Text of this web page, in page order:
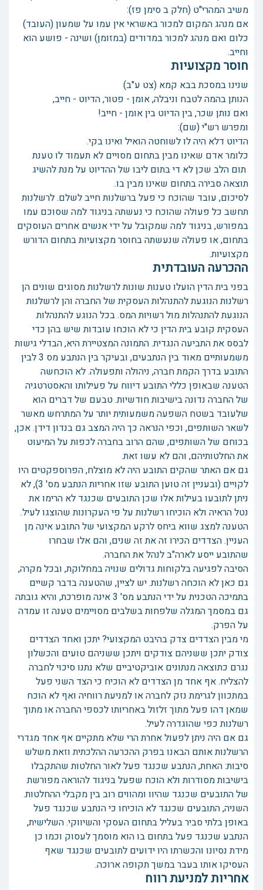
משיב המהרי"ט (חלק ב סימן פז):
אם מנהג המקום למכור באשראי אין עמו על שמעון (העובד)
כלום ואם מנהג למכור במדודים (במזומן) ושינה - פושע הוא
וחייב.
חוסר מקצועיות
שנינו במסכת בבא קמא (צט ע"ב)
הנותן בהמה לטבח וניבלה, אומן - פטור, הדיוט - חייב,
ואם נותן שכר, בין הדיוט בין אומן - חייב!
ומפרש רש"י (שם):
הדיוט דלא היה לו לשוחטה הואיל ואינו בקי.
כלומר אדם שאינו מבין בתחום מסויים לא תעמוד לו טענת
תום הלב שכן לא די בתום ליבו של ההדיוט על מנת להשיג
תוצאה סבירה בתחום שאינו מבין בו.
לסיכום, עובד שהוכח כי פעל ברשלנות חייב לשלם. לרשלנות
תחשב כל פעולה שהוכח כי נעשתה בניגוד למה שסוכם עמו
במפורש, בניגוד למה שמקובל על ידי אנשים אחרים העוסקים
בתחום, או פעולה שנעשתה בחוסר מקצועיות בתחום הדורש
מקצועיות.
ההכרעה העובדתית
בפני בית הדין הועלו טענות שונות לרשלנות מסוגים שונים הן
רשלנות הנוגעת להתנהלות העסקית של החברה והן לרשלנות
הנוגעת להתנהלות מול רשויות המס. בכל הנוגע להתנהלות
העסקית קובע בית הדין כי לא הוכחו עובדות שיש בהן כדי
לבסס את התביעה הנגדית. התמונה המצטיירת היא, הבדלי גישות
משמעותיים מאוד בין הנתבעים, ובעיקר בין הנתבע מס 3 לבין
התובע בדרך הקמת חברה, ניהולה ותפעולה. לא הוכחשה
הטענה שבאופן כללי התובע דיווח על פעילותו והאסטרטגיה
של החברה נדונה בישיבות חודשיות. טבעם של דברים הוא
שלעובד בשטח השפעה משמעותית יותר על המתרחש מאשר
לשאר השותפים, וכפי הנראה כך היה המצב גם בנדון דידן. אכן,
בכוחם של השותפים, שהם הרוב בחברה לכפות על המיעוט
את החלטותיהם, והם לא עשו זאת.
גם אם האתר שהקים התובע היה לא מוצלח, הפרוספקטים היו
לקויים (ובעניין זה טוען התובע שזו אחריות הנתבע מס' 3), לא
ניתן לתובעו בעילות אלו שכן התובעים שכנגד לא הרימו את
נטל הראיה ולא הוכיחו רשלנות על פי העקרונות שהוצגו לעיל.
הטענה למצג שווא ביחס לרקע המקצועי של התובע אינה מן
העניין. הצדדים הכירו זה את זה שנים, והם אלו שבחרו
שהתובע ייסע לארה"ב לנהל את החברה.
הסיבה לפגיעה בלקוחות גדולים שנויה במחלוקת, ובכל מקרה,
גם כאן לא הוכחה רשלנות. יש לציין, שהטענה בדבר קשיים
בתמיכה הטכנית על ידי הנתבע מס' 3 אינה מופרכת, והיא גובתה
גם במסמך המגלה שלפחות בשלבים מסויימים טענה זו עמדה
על הפרק.
מי מבין הצדדים צדק בהיבט המקצועי? יתכן ואחד הצדדים
צודק יתכן ששניהם צודקים ויתכן ששניהם טועים והכשלון
נגרם כתוצאה מנתונים אוביקטיביים שלא נתנו סיכוי לחברה
להצליח. אף אחד מן הצדדים לא הוכיח כי הצד השני פעל
במתכוון לגרימת נזק לחברה או למניעת רווחיה ואף לא הוכח
שמאן דהו פעל מתוך זלזול באחריותו לכספי החברה או מתוך
רשלנות כפי שהוגדרה לעיל.
גם אם היה ניתן לפעול אחרת הרי שלא מתקיים אף אחד מגדרי
הרשלנות אותם הבאנו בפרק ההכרעה ההלכתית וזאת משלש
סיבות: האחת, הנתבע שכנגד פעל לאור החלטות שהתקבלו
בישיבות מסודרות ולא הוכח שפעל בניגוד להוראה מפורשת
של התובעים שכנגד שהיוו ומהווים רוב בין מקבלי ההחלטות.
השניה, התובעים שכנגד לא הוכיחו כי הנתבע שכנגד פעל
באופן בלתי סביר בעליל בתחום העסקי והשיווקי. השלישית,
הנתבע שכנגד פעל בתחום בו הוא מוסמך לעסוק וכמו כן
מידת נסיונו והכשרתו היו ידועים לתובעים שכנגד שאף
העסיקו אותו בעבר במשך תקופה ארוכה.
אחריות למניעת רווח